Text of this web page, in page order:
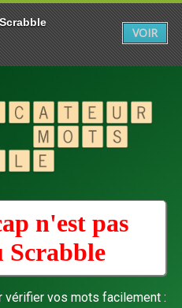
n'est pas
Scrabble
vérifier vos mots facilement :
VOIR